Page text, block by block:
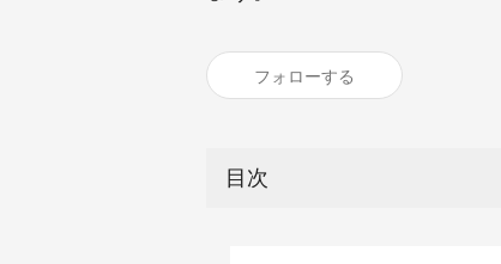
フォローする
目次